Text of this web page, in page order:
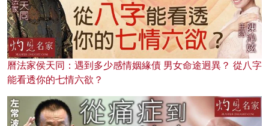
曆法家侯天同：遇到多少感情姻緣債 男女命途迥異？ 從八字
能看透你的七情六欲？